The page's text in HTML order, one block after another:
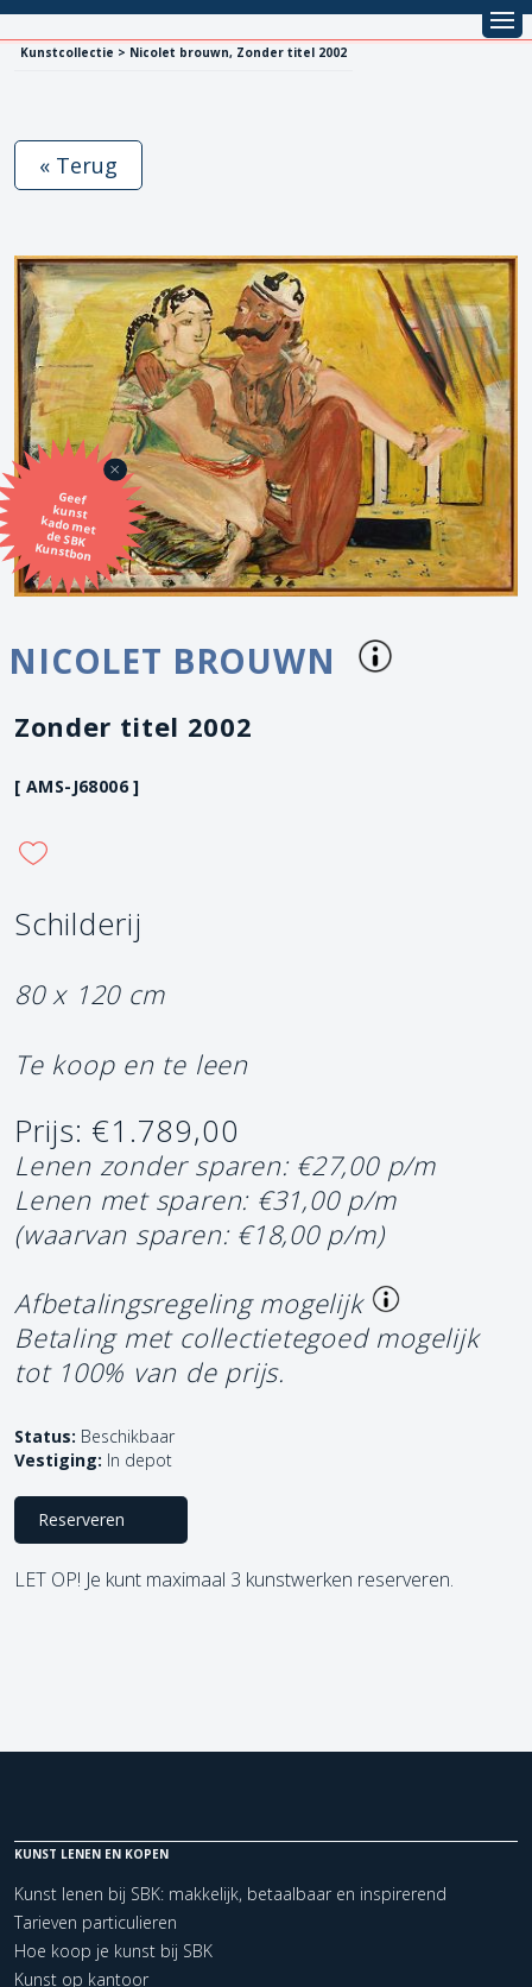
Kunstcollectie > Nicolet brouwn, Zonder titel 2002
Geef
kunst
kado met
de SBK
Kunstbon
« Terug
NICOLET BROUWN
Zonder titel 2002
[ AMS-J68006 ]
Schilderij
80 x 120 cm
Te koop en te leen
Prijs: €1.789,00
Lenen zonder sparen: €27,00 p/m
Lenen met sparen: €31,00 p/m
(waarvan sparen: €18,00 p/m)
Afbetalingsregeling mogelijk
Betaling met collectietegoed mogelijk
tot 100% van de prijs.
Status: Beschikbaar
Vestiging: In depot
Reserveren
LET OP! Je kunt maximaal 3 kunstwerken reserveren.
KUNST LENEN EN KOPEN
Kunst lenen bij SBK: makkelijk, betaalbaar en inspirerend
Tarieven particulieren
Hoe koop je kunst bij SBK
Kunst op kantoor